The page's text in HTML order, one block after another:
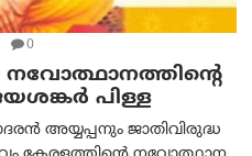
0
പിള്ള
അയ്യപ്പനും ജാതിവിരുദ്ധ